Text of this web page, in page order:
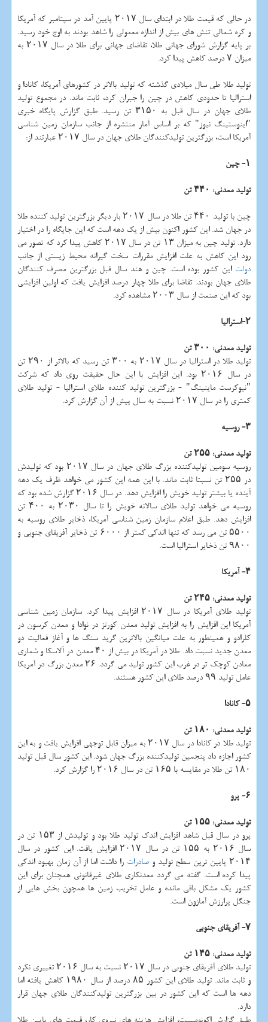
در حالی كه قیمت طلا در ابتدای سال ۲۰۱۷ پایین آمد در سپتامبر كه آمریكا
و كره شمالی تنش های بیش از اندازه معمولی را شاهد بودند به اوج خود رسید.
بر پایه گزارش شورای جهانی طلا، تقاضای جهانی برای طلا در سال ۲۰۱۷ به
میزان ۷ درصد كاهش پیدا كرد.
تولید طلا طی سال میلادی گذشته كه تولید بالاتر در كشورهای آمریكا، كانادا و
استرالیا تا حدودی كاهش در چین را جبران كرد، ثابت ماند. در مجموع تولید
طلای جهان در سال قبل به ۳۱۵۰ تن رسید. طبق گزارش پایگاه خبری
"اینوستینگ نیوز" كه بر اساس آمار منتشره از جانب سازمان زمین شناسی
آمریكا است، بزرگترین تولیدكنندگان طلای جهان در سال ۲۰۱۷ عبارتند از:
۱- چین
تولید معدنی: ۴۴۰ تن
چین با تولید ۴۴۰ تن طلا در سال ۲۰۱۷ بار دیگر بزرگترین تولید كننده طلا
در جهان شد. این كشور اكنون بیش از یك دهه است كه این جایگاه را در اختیار
دارد. تولید چین به میزان ۱۳ تن در سال ۲۰۱۷ كاهش پیدا كرد كه تصور می
رود این كاهش به علت افزایش مقررات سخت گیرانه محیط زیستی از جانب
دولت این كشور بوده است. چین و هند سال قبل بزرگترین مصرف كنندگان
طلای جهان بودند. تقاضا برای طلا چهار درصد افزایش یافت كه اولین افزایشی
بود كه این صنعت از سال ۲۰۰۳ مشاهده كرد.
۲-استرالیا
تولید معدنی: ۳۰۰ تن
تولید طلا در استرالیا در سال ۲۰۱۷ به ۳۰۰ تن رسید كه بالاتر از ۲۹۰ تن
در سال ۲۰۱۶ بود. این افزایش با این حال حقیقت روی داد كه شركت
"نیوكرست ماینینگ" - بزرگترین تولید كننده طلای استرالیا - تولید طلای
كمتری را در سال ۲۰۱۷ نسبت به سال پیش از آن گزارش كرد.
۳- روسیه
تولید معدنی: ۲۵۵ تن
روسیه سومین تولیدكننده بزرگ طلای جهان در سال ۲۰۱۷ بود كه تولیدش
در ۲۵۵ تن نسبتا ثابت ماند. با این همه این كشور می خواهد ظرف یك دهه
آینده یا بیشتر تولید خویش را افزایش دهد. در سال ۲۰۱۶ گزارش شده بود كه
روسیه می خواهد تولید طلای سالانه خویش را تا سال ۲۰۳۰ به ۴۰۰ تن
افزایش دهد. طبق اعلام سازمان زمین شناسی آمریكا، ذخایر طلای روسیه به
۵۵۰۰ تن می رسد كه تنها اندكی كمتر از ۶۰۰۰ تن ذخایر آفریقای جنوبی و
۹۸۰۰ تن ذخایر استرالیا است.
۴- آمریكا
تولید معدنی: ۲۴۵ تن
تولید طلای آمریكا در سال ۲۰۱۷ افزایش پیدا كرد. سازمان زمین شناسی
آمریكا این افزایش را به افزایش تولید معدن كورتز در نوادا و معدن كرسون در
كلرادو و همینطور به علت میانگین بالاترین گرید سنگ ها و آغاز فعالیت دو
معدن جدید نسبت داد. طلا در آمریكا در بیش از ۴۰ معدن در آلاسكا و شماری
معادن كوچك تر در غرب این كشور تولید می گردد. ۲۶ معدن بزرگ در آمریكا
عامل تولید ۹۹ درصد طلای این كشور هستند.
۵- كانادا
تولید معدنی: ۱۸۰ تن
تولید طلا در كانادا در سال ۲۰۱۷ به میزان قابل توجهی افزایش یافت و به این
كشور اجازه داد پنجمین تولیدكننده بزرگ جهان شود. این كشور سال قبل تولید
۱۸۰ تن طلا در مقایسه با ۱۶۵ تن در سال ۲۰۱۶ را گزارش كرد.
۶- پرو
تولید معدنی: ۱۵۵ تن
پرو در سال قبل شاهد افزایش اندك تولید طلا بود و تولیدش از ۱۵۳ تن در
سال ۲۰۱۶ به ۱۵۵ تن در سال ۲۰۱۷ افزایش یافت. این كشور در سال
۲۰۱۴ پایین ترین سطح تولید و
صادرات را داشت اما از آن زمان بهبود اندكی
پیدا كرده است. گفته می گردد معدنكاری طلای غیرقانونی همچنان برای این
كشور یك مشكل باقی مانده و عامل تخریب زمین ها همچون بخش هایی از
جنگل پرارزش آمازون است.
۷- آفریقای جنوبی
تولید معدنی: ۱۴۵ تن
تولید طلای آفریقای جنوبی در سال ۲۰۱۷ نسبت به سال ۲۰۱۶ تغییری نكرد
و ثابت ماند. تولید طلای این كشور ۸۵ درصد از سال ۱۹۸۰ كاهش یافته اما
دهه ها است كه این كشور در بین بزرگترین تولیدكنندگان طلای جهان قرار
دارد.